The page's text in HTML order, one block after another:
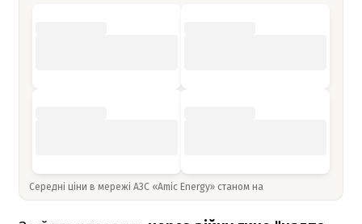
Середні ціни в мережі АЗС «Amic Energy» станом на